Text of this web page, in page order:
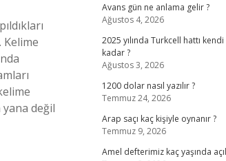
değil
Avans gün ne anlama gelir ?
Ağustos 4, 2026
2025 yılında Turkcell hattı
kadar ?
Ağustos 3, 2026
1200 dolar nasıl yazılır ?
Temmuz 24, 2026
Arap saçı kaç kişiyle oynanır ?
Temmuz 9, 2026
Amel defterimiz kaç yaşında